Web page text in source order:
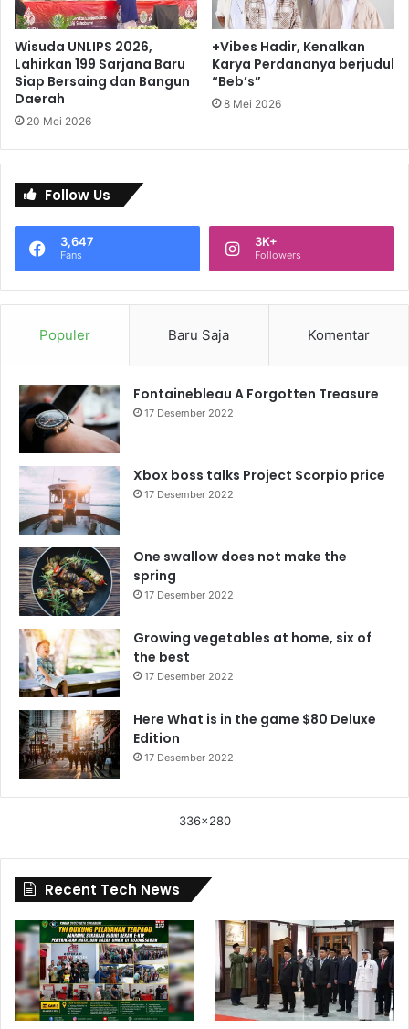
Wisuda UNLIPS 2026,
Lahirkan 199 Sarjana Baru
Siap Bersaing dan Bangun
Daerah
20 Mei 2026
+Vibes Hadir, Kenalkan
Karya Perdananya berjudul
“Beb’s”
8 Mei 2026
Follow Us
3,647
Fans
3K+
Followers
Populer Baru Saja Komentar
Fontainebleau A Forgotten Treasure
17 Desember 2022
Xbox boss talks Project Scorpio price
17 Desember 2022
One swallow does not make the
spring
17 Desember 2022
Growing vegetables at home, six of
the best
17 Desember 2022
Here What is in the game $80 Deluxe
Edition
17 Desember 2022
336x280
Recent Tech News